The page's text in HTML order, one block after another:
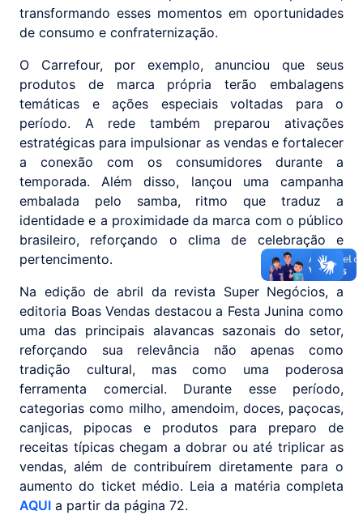
transformando esses momentos em oportunidades
de consumo e confraternização.
O Carrefour, por exemplo, anunciou que seus
produtos de marca própria terão embalagens
temáticas e ações especiais voltadas para o
período. A rede também preparou ativações
estratégicas para impulsionar as vendas e fortalecer
a conexão com os consumidores durante a
temporada. Além disso, lançou uma campanha
embalada pelo samba, ritmo que traduz a
identidade e a proximidade da marca com o público
brasileiro, reforçando o clima de celebração e
pertencimento.
Na edição de abril da revista Super Negócios, a
editoria Boas Vendas destacou a Festa Junina como
uma das principais alavancas sazonais do setor,
reforçando sua relevância não apenas como
tradição cultural, mas como uma poderosa
ferramenta comercial. Durante esse período,
categorias como milho, amendoim, doces, paçocas,
canjicas, pipocas e produtos para preparo de
receitas típicas chegam a dobrar ou até triplicar as
vendas, além de contribuírem diretamente para o
aumento do ticket médio. Leia a matéria completa
AQUI a partir da página 72.